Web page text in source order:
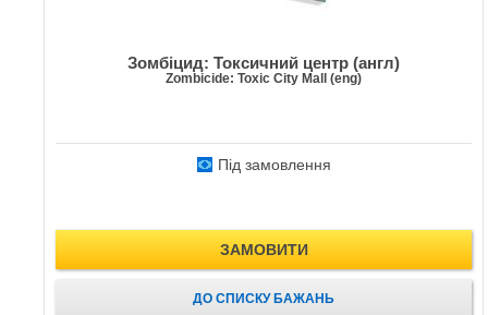
Зомбіцид: Токсичний центр (англ)
Zombicide: Toxic City Mall (eng)
Під замовлення
ЗАМОВИТИ
ДО СПИСКУ БАЖАНЬ